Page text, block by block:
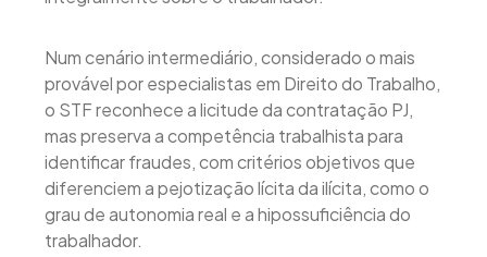
Num cenário intermediário, considerado o mais
provável por especialistas em Direito do Trabalho,
o STF reconhece a licitude da contratação PJ,
mas preserva a competência trabalhista para
identificar fraudes, com critérios objetivos que
diferenciem a pejotização lícita da ilícita, como o
grau de autonomia real e a hipossuficiência do
trabalhador.